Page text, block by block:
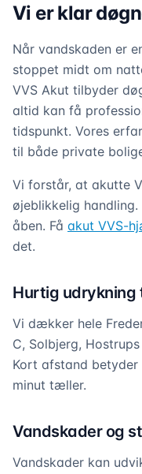
Vi er klar
Når vandskaden er
stoppet midt om
VVS Akut tilbyder
altid kan få
tidspunkt. Vores
til både private
Vi forstår, at akutte
øjeblikkelig
åben. Få akut VVS-
det.
Hurtig udrykning
Vi dækker hele
C, Solbjerg,
Kort afstand
minut tæller.
Vandskader og
Vandskader kan